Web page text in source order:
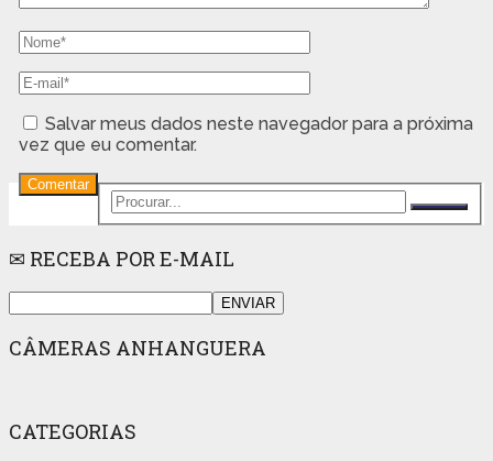
Salvar meus dados neste navegador para a próxima
vez que eu comentar.
✉ RECEBA POR E-MAIL
CÂMERAS ANHANGUERA
CATEGORIAS